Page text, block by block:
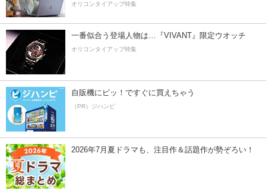
オリコンタイアップ特集
一番似合う登場人物は…『VIVANT』限定ウオッチ
オリコンタイアップ特集
自販機にピッ！ですぐに買えちゃう
（PR）ジハンピ
2026年7月夏ドラマも、注目作＆話題作が勢ぞろい！